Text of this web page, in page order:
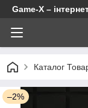
Game-X –
Каталог
–2%